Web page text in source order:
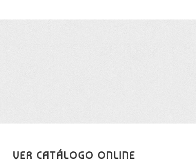
VER CATÁLOGO ONLINE